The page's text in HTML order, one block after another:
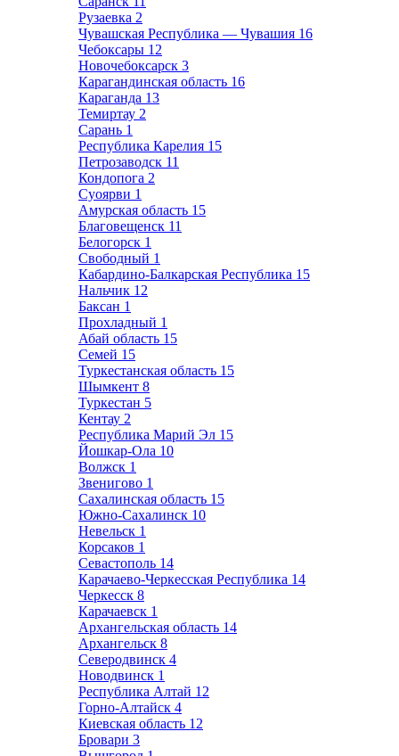
Рузаевка 2
Чувашская Республика — Чувашия 16
Чебоксары 12
Новочебоксарск 3
Карагандинская область 16
Караганда 13
Темиртау 2
Сарань 1
Республика Карелия 15
Петрозаводск 11
Кондопога 2
Суоярви 1
Амурская область 15
Благовещенск 11
Белогорск 1
Свободный 1
Кабардино-Балкарская Республика 15
Нальчик 12
Баксан 1
Прохладный 1
Абай область 15
Семей 15
Туркестанская область 15
Шымкент 8
Туркестан 5
Кентау 2
Республика Марий Эл 15
Йошкар-Ола 10
Волжск 1
Звенигово 1
Сахалинская область 15
Южно-Сахалинск 10
Невельск 1
Корсаков 1
Севастополь 14
Карачаево-Черкесская Республика 14
Черкесск 8
Карачаевск 1
Архангельская область 14
Архангельск 8
Северодвинск 4
Новодвинск 1
Республика Алтай 12
Горно-Алтайск 4
Киевская область 12
Бровари 3